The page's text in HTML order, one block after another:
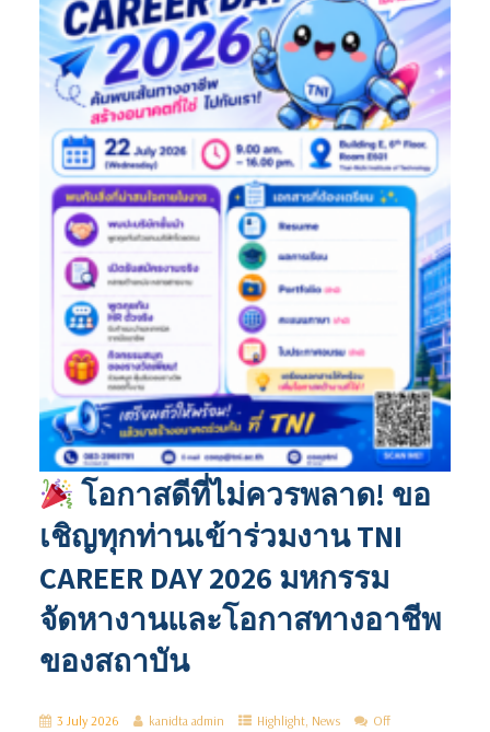
โอกาสดีที่ไม่ควรพลาด! ขอ
เชิญทุกท่านเข้าร่วมงาน TNI
CAREER DAY 2026 มหกรรม
จัดหางานและโอกาสทางอาชีพ
ของสถาบัน
3 July 2026 kanidta admin Highlight, News Off